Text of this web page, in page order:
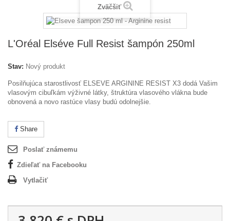
Zväčšiť
L'Oréal Elséve Full Resist šampón 250ml
Stav: Nový produkt
Posilňujúca starostlivosť ELSEVE ARGININE RESIST X3 dodá Vašim
vlasovým cibuľkám výživné látky, štruktúra vlasového vlákna bude
obnovená a novo rastúce vlasy budú odolnejšie.
Share
Poslať známemu
Zdieľať na Facebooku
Vytlačiť